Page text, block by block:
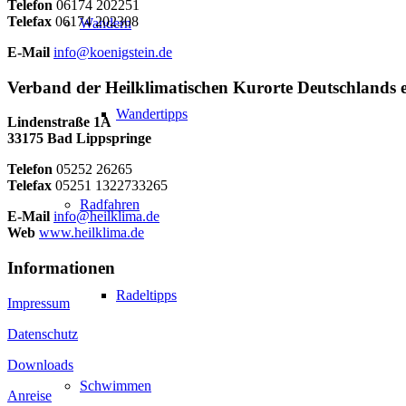
Wandern
Wandertipps
Radfahren
Radeltipps
Schwimmen
Telefon 06174 202251
Telefax 06174 202308
E-Mail info@koenigstein.de
Verband der Heilklimatischen Kurorte Deutschlands
Lindenstraße 1A
33175 Bad Lippspringe
Telefon 05252 26265
Telefax 05251 1322733265
E-Mail info@heilklima.de
Web www.heilklima.de
Informationen
Impressum
Datenschutz
Downloads
Anreise